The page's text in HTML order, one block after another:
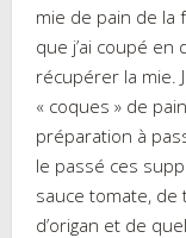
mie de pain de la
que j’ai coupé
récupérer la mie.
« coques » de
préparation à
le passé ces
sauce tomate, de
d’origan et de